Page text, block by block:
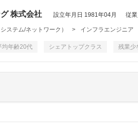
株式会社 設立年月日 1981年04月 従
ステム/ネットワーク） > インフラエンジニア
均年齢20代 シェアトップクラス 残業少